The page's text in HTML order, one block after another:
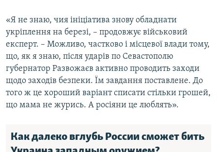
«Я не знаю, чия ініціатива знову обладнати
укріплення на березі, – продовжує військовий
експерт. – Можливо, частково і місцевої влади тому,
що, як я знаю, після ударів по Севастополю
губернатор Развожаєв активно проводить заходи
щодо заходів безпеки. Їм завдання поставлене. До
того ж це хороший варіант списати стільки грошей,
що мама не журись. А росіяни це люблять».